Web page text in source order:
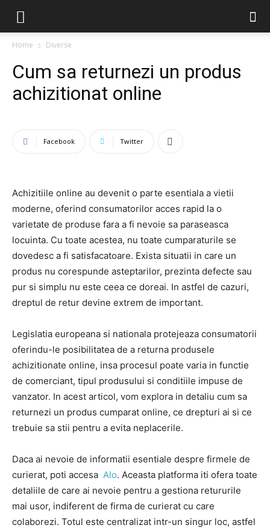
Home Diverse
Cum sa returnezi un produs
achizitionat online
Facebook Twitter
Achizitiile online au devenit o parte esentiala a vietii
moderne, oferind consumatorilor acces rapid la o
varietate de produse fara a fi nevoie sa paraseasca
locuinta. Cu toate acestea, nu toate cumparaturile se
dovedesc a fi satisfacatoare. Exista situatii in care un
produs nu corespunde asteptarilor, prezinta defecte sau
pur si simplu nu este ceea ce doreai. In astfel de cazuri,
dreptul de retur devine extrem de important.
Legislatia europeana si nationala protejeaza consumatorii
oferindu-le posibilitatea de a returna produsele
achizitionate online, insa procesul poate varia in functie
de comerciant, tipul produsului si conditiile impuse de
vanzator. In acest articol, vom explora in detaliu cum sa
returnezi un produs cumparat online, ce drepturi ai si ce
trebuie sa stii pentru a evita neplacerile.
Daca ai nevoie de informatii esentiale despre firmele de
curierat, poti accesa Alo. Aceasta platforma iti ofera toate
detaliile de care ai nevoie pentru a gestiona retururile
mai usor, indiferent de firma de curierat cu care
colaborezi. Totul este centralizat intr-un singur loc, astfel